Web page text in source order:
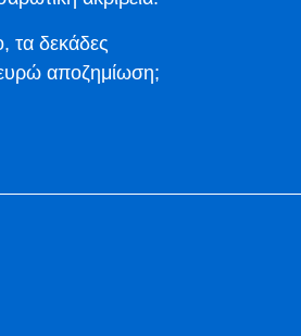
τα δεκάδες
ευρώ αποζημίωση;